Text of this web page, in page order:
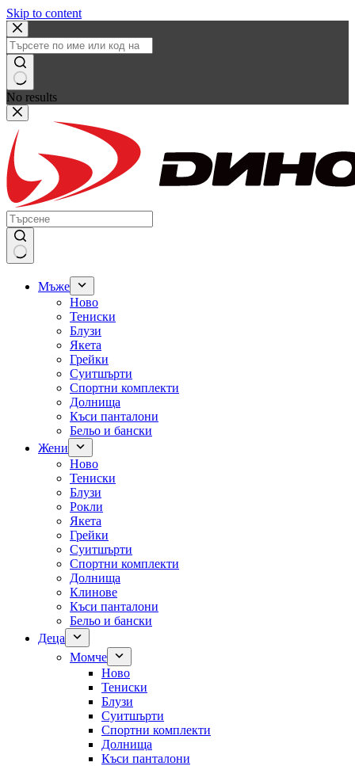
Skip to content
No results
Мъже
Ново
Тениски
Блузи
Якета
Грейки
Суитшърти
Спортни комплекти
Долнища
Къси панталони
Бельо и бански
Жени
Ново
Тениски
Блузи
Рокли
Якета
Грейки
Суитшърти
Спортни комплекти
Долнища
Клинове
Къси панталони
Бельо и бански
Деца
Момче
Ново
Тениски
Блузи
Суитшърти
Спортни комплекти
Долнища
Къси панталони